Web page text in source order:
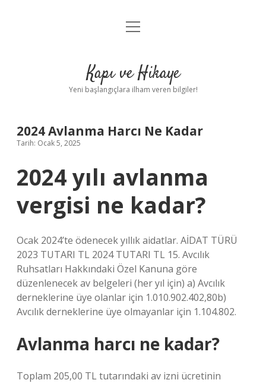
Anasayfa
Yasal Uyarı
menüyü
Kapı ve Hikaye
Yeni başlangıçlara ilham veren bilgiler!
2024 Avlanma Harcı Ne Kadar
Tarih: Ocak 5, 2025
2024 yılı avlanma
vergisi ne kadar?
Ocak 2024’te ödenecek yıllık aidatlar. AİDAT TÜRÜ
2023 TUTARI TL 2024 TUTARI TL 15. Avcılık
Ruhsatları Hakkındaki Özel Kanuna göre
düzenlenecek av belgeleri (her yıl için) a) Avcılık
derneklerine üye olanlar için 1.010.902.402,80b)
Avcılık derneklerine üye olmayanlar için 1.104.802.
Avlanma harcı ne kadar?
Toplam 205,00 TL tutarındaki av izni ücretinin